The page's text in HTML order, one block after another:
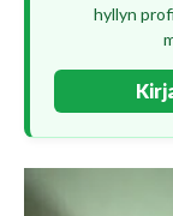
hyllyn